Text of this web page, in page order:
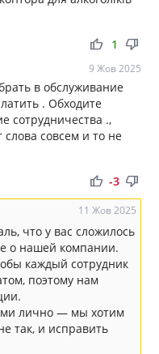
thumb_up thumb_down
1
9 Жов 2025
в обслуживание
. Обходите
сотрудничества .,
совсем и то не
thumb_up thumb_down
-3
11 Жов 2025
что у вас сложилось
о нашей компании.
каждый сотрудник
поэтому нам
лично — мы хотим
так, и исправить